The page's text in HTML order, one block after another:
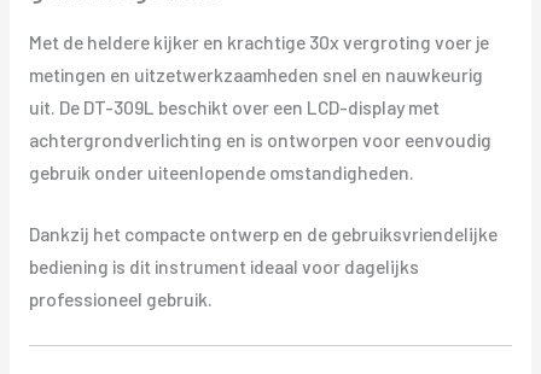
Met de heldere kijker en krachtige 30x vergroting voer je
metingen en uitzetwerkzaamheden snel en nauwkeurig
uit. De DT-309L beschikt over een LCD-display met
achtergrondverlichting en is ontworpen voor eenvoudig
gebruik onder uiteenlopende omstandigheden.
Dankzij het compacte ontwerp en de gebruiksvriendelijke
bediening is dit instrument ideaal voor dagelijks
professioneel gebruik.